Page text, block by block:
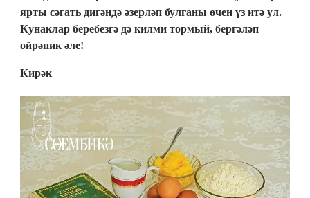
ярты сәгать дигәндә әзерләп булганы өчен үз итә ул.
Кунаклар беребезгә дә килми тормый, бергәләп
өйрәник әле!
Кирәк